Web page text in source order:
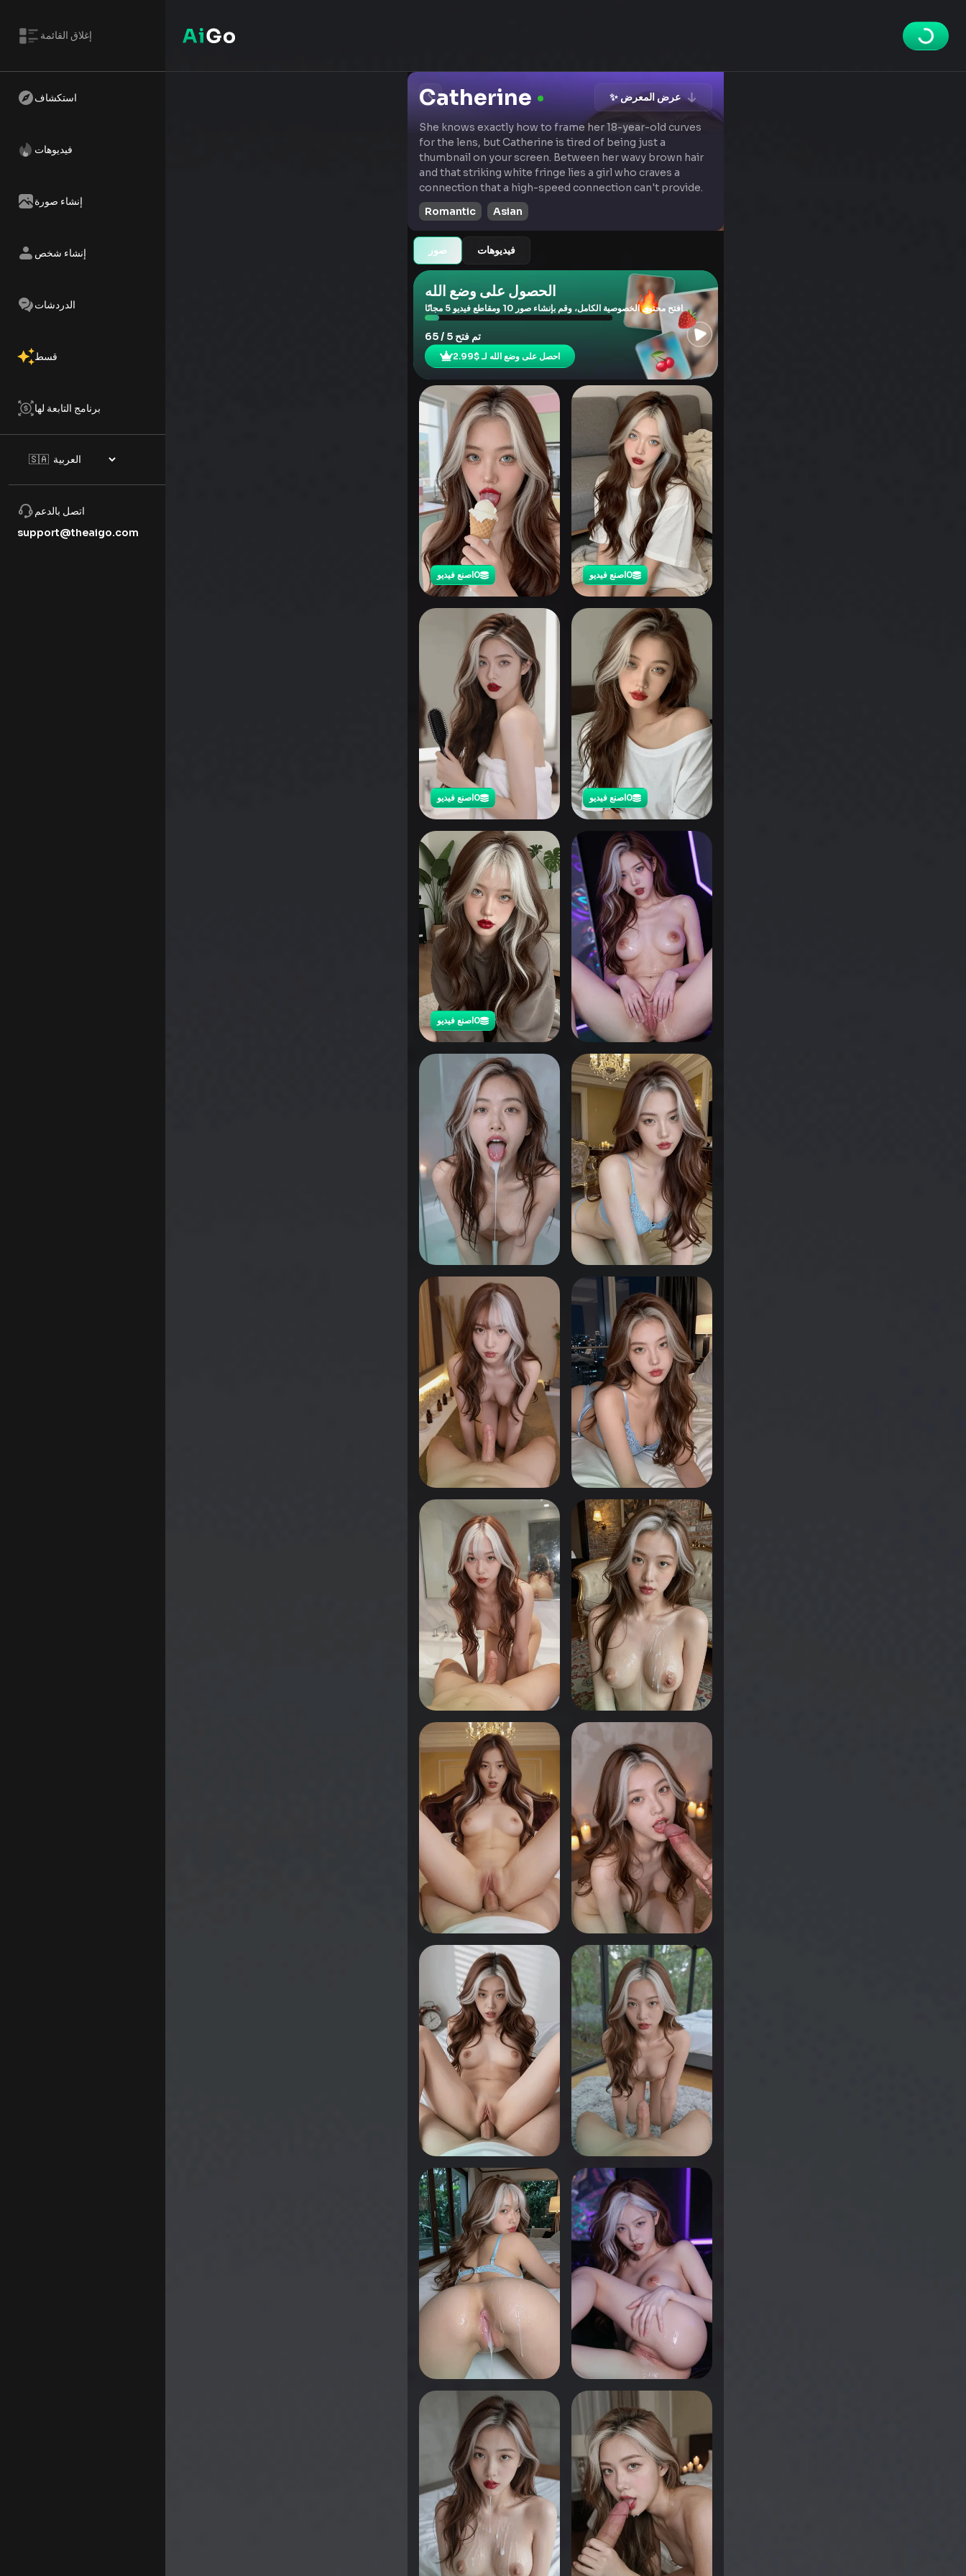
إغلاق القائمة
استكشاف
فيديوهات
إنشاء صورة
إنشاء شخص
الدردشات
قسط
برنامج التابعة لها
اتصل بالدعم
support@theaigo.com
Catherine ✨ عرض المعرض
She knows exactly how to frame her 18-year-old curves
for the lens, but Catherine is tired of being just a
thumbnail on your screen. Between her wavy brown hair
and that striking white fringe lies a girl who craves a
connection that a high-speed connection can't provide.
Romantic
Asian
صور فيديوهات
الحصول على وضع الله
افتح محتوى الخصوصية الكامل، وقم بإنشاء صور 10 ومقاطع فيديو 5 مجانًا
تم فتح 5 / 65
احصل على وضع الله لـ $2.99
اصنع فيديو0 اصنع فيديو0
اصنع فيديو0 اصنع فيديو0
اصنع فيديو0
0
انقر لرؤية
0
انقر لرؤية
0
انقر لرؤية
0
انقر لرؤية
0
انقر لرؤية
0
انقر لرؤية
0
انقر لرؤية
0
انقر لرؤية
0
انقر لرؤية
0
انقر لرؤية
0
انقر لرؤية
0
انقر لرؤية
0
انقر لرؤية